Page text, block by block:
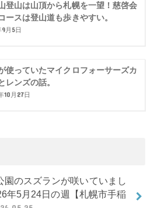
登山は山頂から札幌を一望！慈啓会
ースは登山道も歩きやすい。
9月5日
使っていたマイクロフォーサーズカ
レンズの話。
10月27日
園のスズランが咲いていまし
年5月24日の週【札幌市手稲